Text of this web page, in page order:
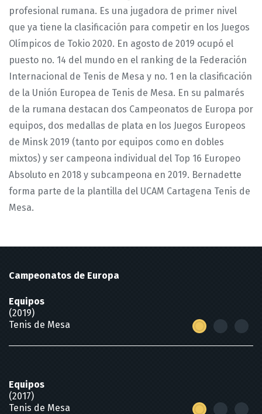
profesional rumana. Es una jugadora de primer nivel
que ya tiene la clasificación para competir en los Juegos
Olímpicos de Tokio 2020. En agosto de 2019 ocupó el
puesto no. 14 del mundo en el ranking de la Federación
Internacional de Tenis de Mesa y no. 1 en la clasificación
de la Unión Europea de Tenis de Mesa. En su palmarés
de la rumana destacan dos Campeonatos de Europa por
equipos, dos medallas de plata en los Juegos Europeos
de Minsk 2019 (tanto por equipos como en dobles
mixtos) y ser campeona individual del Top 16 Europeo
Absoluto en 2018 y subcampeona en 2019. Bernadette
forma parte de la plantilla del UCAM Cartagena Tenis de
Mesa.
Campeonatos de Europa
Equipos
(2019)
Tenis de Mesa
Equipos
(2017)
Tenis de Mesa